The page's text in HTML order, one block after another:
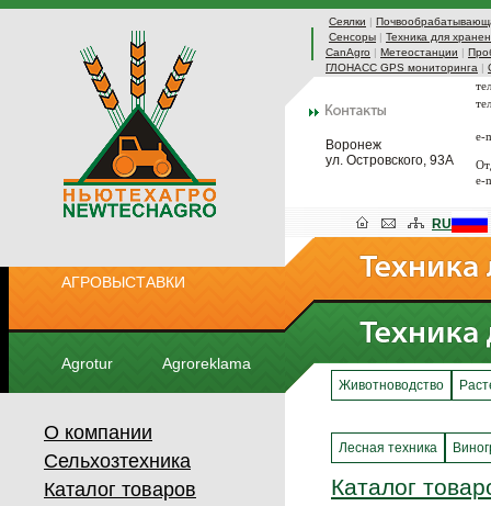
Сеялки |
Сенсоры | Техника для
CanAgro | Метеостанции |
ГЛОНАСС GPS мониторинга |
Воронеж
ул. Островского, 93А
e-
e-
АГРОВЫСТАВКИ
Agrotur Agroreklama
RU
О компании
Сельхозтехника
Каталог товаров
Животноводство
Лесная техника
Каталог